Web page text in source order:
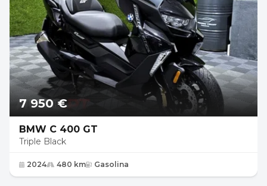
7 950 €
BMW C 400 GT
Triple Black
2024 480 km Gasolina